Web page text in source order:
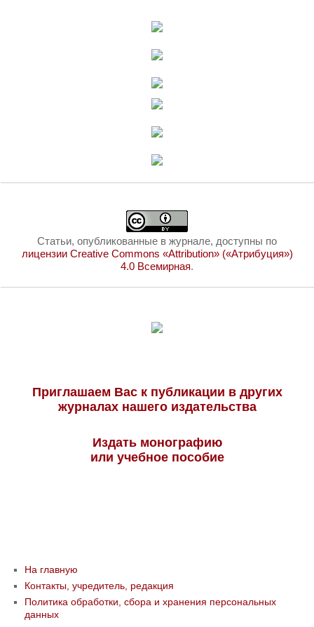
Статьи, опубликованные в журнале, доступны по
лицензии Creative Commons «Attribution» («Атрибуция»)
4.0 Всемирная.
Приглашаем Вас к публикации в других
журналах нашего издательства
Издать монографию
или учебное пособие
На главную
Контакты, учредитель, редакция
Политика обработки, сбора и хранения персональных
данных